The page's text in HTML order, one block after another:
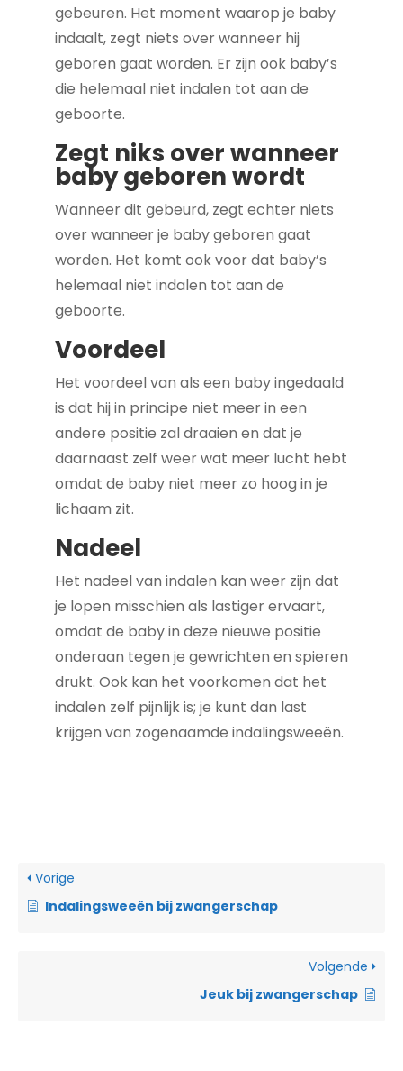
gebeuren. Het moment waarop je baby
indaalt, zegt niets over wanneer hij
geboren gaat worden. Er zijn ook baby’s
die helemaal niet indalen tot aan de
geboorte.
Zegt niks over wanneer
baby geboren wordt
Wanneer dit gebeurd, zegt echter niets
over wanneer je baby geboren gaat
worden. Het komt ook voor dat baby’s
helemaal niet indalen tot aan de
geboorte.
Voordeel
Het voordeel van als een baby ingedaald
is dat hij in principe niet meer in een
andere positie zal draaien en dat je
daarnaast zelf weer wat meer lucht hebt
omdat de baby niet meer zo hoog in je
lichaam zit.
Nadeel
Het nadeel van indalen kan weer zijn dat
je lopen misschien als lastiger ervaart,
omdat de baby in deze nieuwe positie
onderaan tegen je gewrichten en spieren
drukt. Ook kan het voorkomen dat het
indalen zelf pijnlijk is; je kunt dan last
krijgen van zogenaamde indalingsweeën.
Vorige
Indalingsweeën bij zwangerschap
Volgende
Jeuk bij zwangerschap